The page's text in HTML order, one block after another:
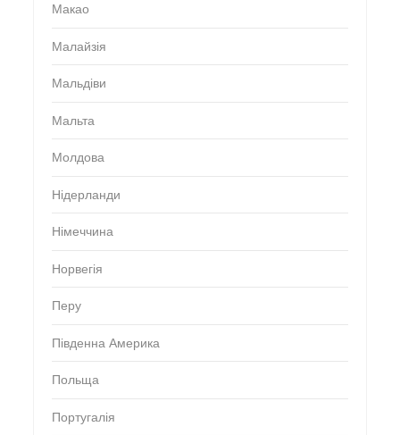
Макао
Малайзія
Мальдіви
Мальта
Молдова
Нідерланди
Німеччина
Норвегія
Перу
Південна Америка
Польща
Португалія